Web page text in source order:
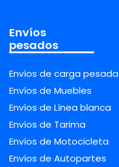
Envíos
pesados
Envíos de carga pesada
Envíos de Muebles
Envíos de Línea blanca
Envíos de Tarima
Envíos de Motocicleta
Envíos de Autopartes